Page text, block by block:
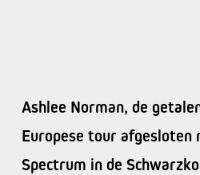
Ashlee Norman, de
Europese tour afgesloten
Spectrum in de